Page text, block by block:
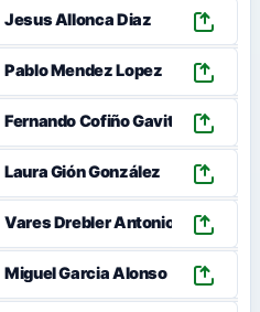
Jesus Allonca Diaz
Pablo Mendez Lopez
Fernando Cofiño Gavito
Laura Gión González
Vares Drebler Antonio
Miguel Garcia Alonso